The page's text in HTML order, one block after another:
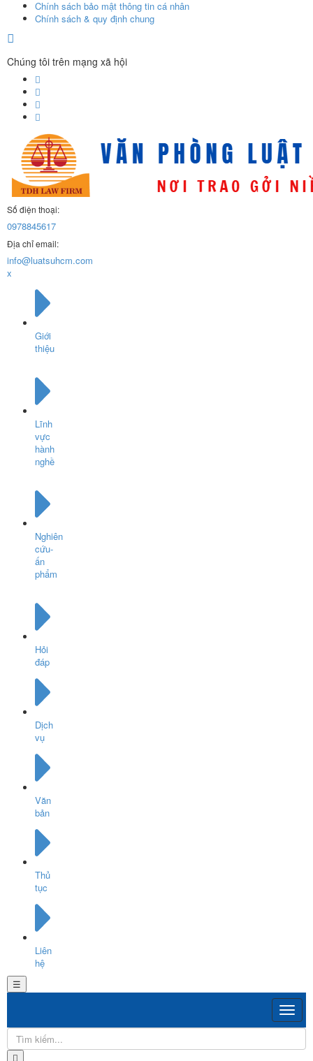
Chính sách bảo mật thông tin cá nhân
Chính sách & quy định chung
Chúng tôi trên mạng xã hội
Số điện thoại:
0978845617
Địa chỉ email:
info@luatsuhcm.com
x
Giới
thiệu
Lĩnh
vực
hành
nghề
Nghiên
cứu-
ấn
phẩm
Hỏi
đáp
Dịch
vụ
Văn
bản
Thủ
tục
Liên
hệ
☰